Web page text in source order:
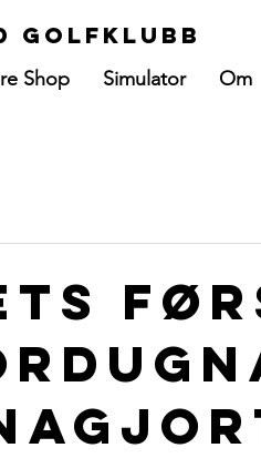
golfklubb
Shop Simulator Om